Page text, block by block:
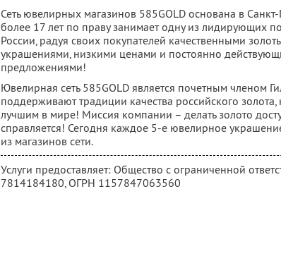
Сеть ювелирных магазинов 585GOLD основана в
более 17 лет по праву занимает одну из лидирующих
России, радуя своих покупателей качественными
украшениями, низкими ценами и постоянно
предложениями!
Ювелирная сеть 585GOLD является почетным членом
поддерживают традиции качества российского золота,
лучшим в мире! Миссия компании – делать золото
справляется! Сегодня каждое 5-е ювелирное
из магазинов сети.
Услуги предоставляет: Общество с ограниченной
7814184180, ОГРН 1157847063560